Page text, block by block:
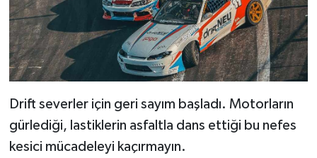
Drift severler için geri sayım başladı. Motorların
gürlediği, lastiklerin asfaltla dans ettiği bu nefes
kesici mücadeleyi kaçırmayın.